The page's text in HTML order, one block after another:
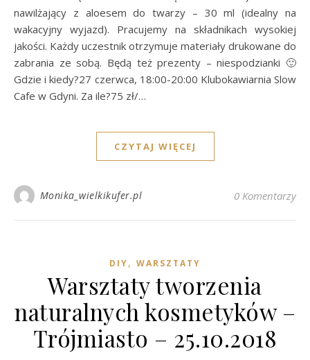
nawilżający z aloesem do twarzy – 30 ml (idealny na
wakacyjny wyjazd). Pracujemy na składnikach wysokiej
jakości. Każdy uczestnik otrzymuje materiały drukowane do
zabrania ze sobą. Będą też prezenty – niespodzianki 🙂
Gdzie i kiedy?27 czerwca, 18:00-20:00 Klubokawiarnia Slow
Cafe w Gdyni. Za ile?75 zł/…
CZYTAJ WIĘCEJ
Monika_wielkikufer.pl 0 Komentarzy
DIY, WARSZTATY
Warsztaty tworzenia
naturalnych kosmetyków –
Trójmiasto – 25.10.2018